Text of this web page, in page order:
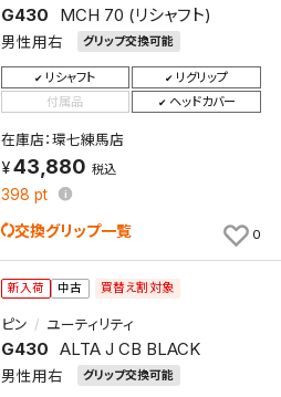
G430 MCH 70 (リシャフト)
男性用右 グリップ交換可能
リシャフト
リグリップ
付属品
ヘッドカバー
在庫店：環七練馬店
43,880 税込
398 pt
交換グリップ一覧 0
新入荷 中古 買替え割対象
ピン ユーティリティ
G430 ALTA J CB BLACK
男性用右 グリップ交換可能